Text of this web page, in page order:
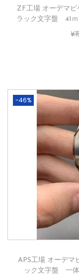
ZF工場 オーデマピ
ラック文字盤 41
¥
-46%
APS工場 オーデマ
ック文字盤 一